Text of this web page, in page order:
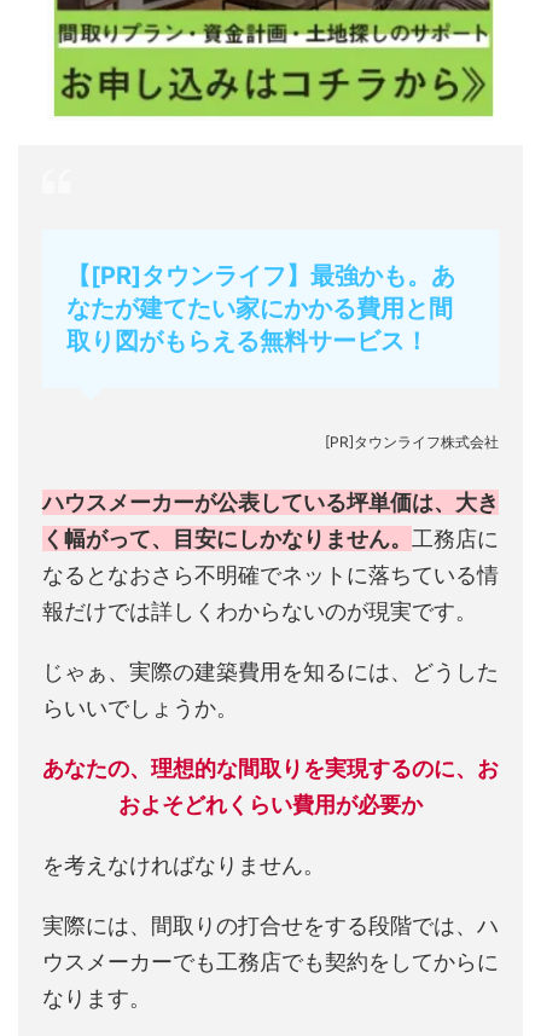
【[PR]タウンライフ】最強かも。あ
なたが建てたい家にかかる費用と間
取り図がもらえる無料サービス！
[PR]タウンライフ株式会社
ハウスメーカーが公表している坪単価は、大き
く幅がって、目安にしかなりません。 工務店に
なるとなおさら不明確でネットに落ちている情
報だけでは詳しくわからないのが現実です。
じゃぁ、実際の建築費用を知るには、どうした
らいいでしょうか。
あなたの、理想的な間取りを実現するのに、お
およそどれくらい費用が必要か
を考えなければなりません。
実際には、間取りの打合せをする段階では、ハ
ウスメーカーでも工務店でも契約をしてからに
なります。